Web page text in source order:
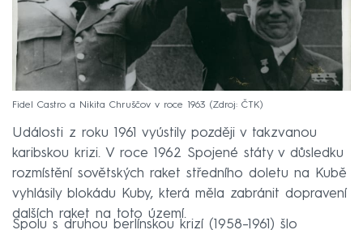
Fidel Castro a Nikita Chruščov v roce 1963 Zdroj: ČTK
Události z roku 1961 vyústily později v takzvanou
karibskou krizi. V roce 1962 Spojené státy v důsledku
rozmístění sovětských raket středního doletu na Kubě
vyhlásily blokádu Kuby, která měla zabránit dopravení
dalších raket na toto území.
Spolu s druhou berlínskou krizí (1958–⁠1961) šlo